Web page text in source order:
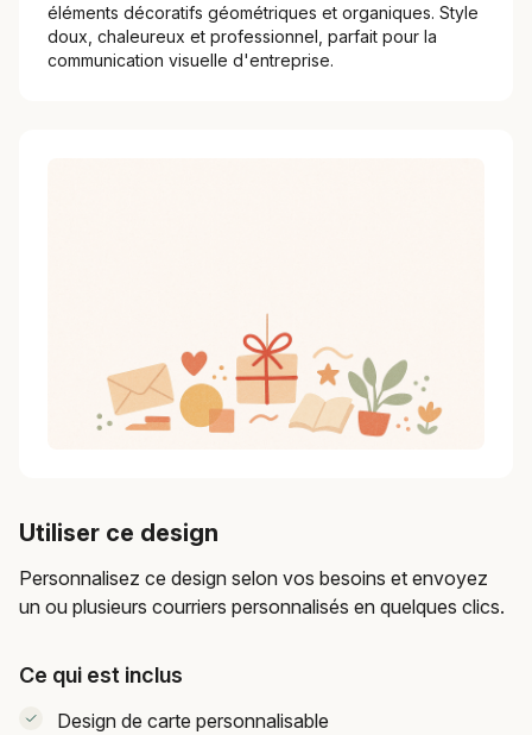
éléments décoratifs géométriques et organiques. Style
doux, chaleureux et professionnel, parfait pour la
communication visuelle d'entreprise.
Utiliser ce design
Personnalisez ce design selon vos besoins et envoyez
un ou plusieurs courriers personnalisés en quelques clics.
Ce qui est inclus
Design de carte personnalisable